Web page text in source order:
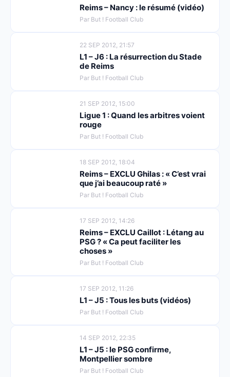
Reims – Nancy : le résumé (vidéo)
Par But ! Football Club
22 SEP 2012, 21:57
L1 – J6 : La résurrection du Stade
de Reims
Par But ! Football Club
21 SEP 2012, 15:00
Ligue 1 : Quand les arbitres voient
rouge
Par But ! Football Club
18 SEP 2012, 18:04
Reims – EXCLU Ghilas : « C’est vrai
que j’ai beaucoup raté »
Par But ! Football Club
17 SEP 2012, 14:26
Reims – EXCLU Caillot : Létang au
PSG ? « Ca peut faciliter les
choses »
Par But ! Football Club
17 SEP 2012, 11:26
L1 – J5 : Tous les buts (vidéos)
Par But ! Football Club
14 SEP 2012, 22:35
L1 – J5 : le PSG confirme,
Montpellier sombre
Par But ! Football Club